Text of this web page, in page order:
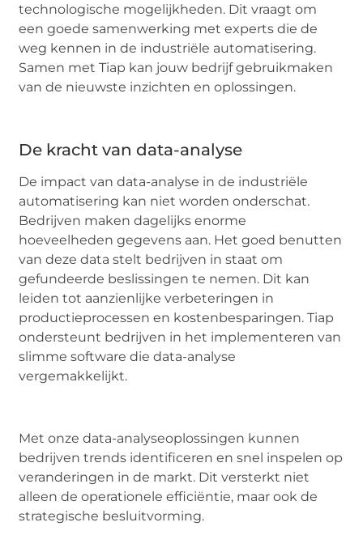
technologische mogelijkheden. Dit vraagt om
een goede samenwerking met experts die de
weg kennen in de industriële automatisering.
Samen met Tiap kan jouw bedrijf gebruikmaken
van de nieuwste inzichten en oplossingen.
De kracht van data-analyse
De impact van data-analyse in de industriële
automatisering kan niet worden onderschat.
Bedrijven maken dagelijks enorme
hoeveelheden gegevens aan. Het goed benutten
van deze data stelt bedrijven in staat om
gefundeerde beslissingen te nemen. Dit kan
leiden tot aanzienlijke verbeteringen in
productieprocessen en kostenbesparingen. Tiap
ondersteunt bedrijven in het implementeren van
slimme software die data-analyse
vergemakkelijkt.
Met onze data-analyseoplossingen kunnen
bedrijven trends identificeren en snel inspelen op
veranderingen in de markt. Dit versterkt niet
alleen de operationele efficiëntie, maar ook de
strategische besluitvorming.